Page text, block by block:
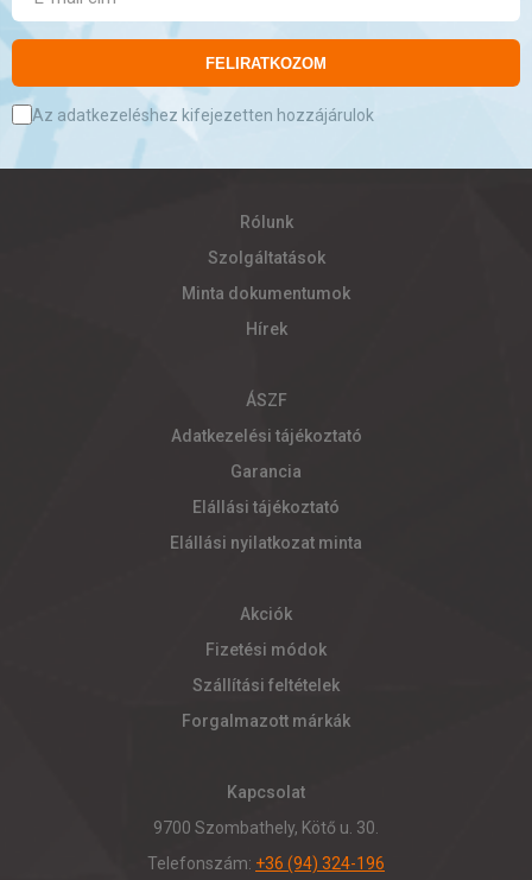
FELIRATKOZOM
Az adatkezeléshez kifejezetten hozzájárulok
Rólunk
Szolgáltatások
Minta dokumentumok
Hírek
ÁSZF
Adatkezelési tájékoztató
Garancia
Elállási tájékoztató
Elállási nyilatkozat minta
Akciók
Fizetési módok
Szállítási feltételek
Forgalmazott márkák
Kapcsolat
9700 Szombathely, Kötő u. 30.
Telefonszám: +36 (94) 324-196